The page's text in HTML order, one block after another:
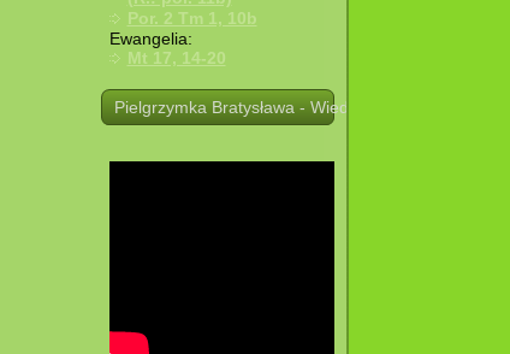
Por. 2 Tm 1, 10b
Ewangelia:
Mt 17, 14-20
Pielgrzymka Bratysława - Wiedeń. 19 -21.08.2025 r.